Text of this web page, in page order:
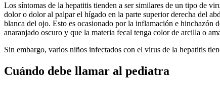
Los síntomas de la hepatitis tienden a ser similares de un tipo de
dolor o dolor al palpar el hígado en la parte superior derecha del
blanca del ojo. Esto es ocasionado por la inflamación e hinchazón
anaranjado oscuro y que la materia fecal tenga color de arcilla o
Sin embargo, varios niños infectados con el virus de la hepatitis
Cuándo debe llamar al pediatra